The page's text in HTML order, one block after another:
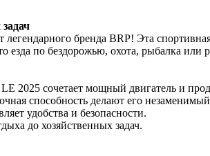
бренда BRP! Эта
езда по бездорожью, охота, рыбалка
сочетает мощный двигатель и
способность делают его
удобства и безопасности.
до хозяйственных задач.